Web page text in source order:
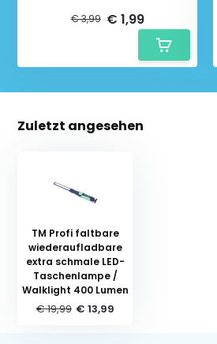
€ 3,99 € 1,99
Zuletzt angesehen
TM Profi faltbare
wiederaufladbare
extra schmale LED-
Taschenlampe /
Walklight 400 Lumen
€ 19,99 € 13,99